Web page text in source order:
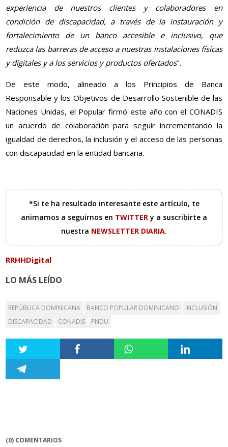
experiencia de nuestros clientes y colaboradores en
condición de discapacidad, a través de la instauración y
fortalecimiento de un banco accesible e inclusivo, que
reduzca las barreras de acceso a nuestras instalaciones físicas
y digitales y a los servicios y productos ofertados".
De este modo, alineado a los Principios de Banca
Responsable y los Objetivos de Desarrollo Sostenible de las
Naciones Unidas, el Popular firmó este año con el CONADIS
un acuerdo de colaboración para seguir incrementando la
igualdad de derechos, la inclusión y el acceso de las personas
con discapacidad en la entidad bancaria.
*Si te ha resultado interesante este artículo, te
animamos a seguirnos en TWITTERy a suscribirte a
nuestra NEWSLETTER DIARIA.
RRHHDigital
LO MÁS LEÍDO
REPÚBLICA DOMINICANA BANCO POPULAR DOMINICANO
INCLUSIÓN
DISCAPACIDAD
CONADIS PNDU
(0) COMENTARIOS